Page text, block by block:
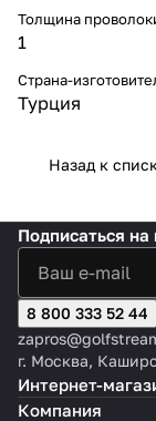
Толщина
1
Страна-
Турция
Назад к
Подписаться на
8 800 333 52 44
г. Москва,
Интернет-
Компания